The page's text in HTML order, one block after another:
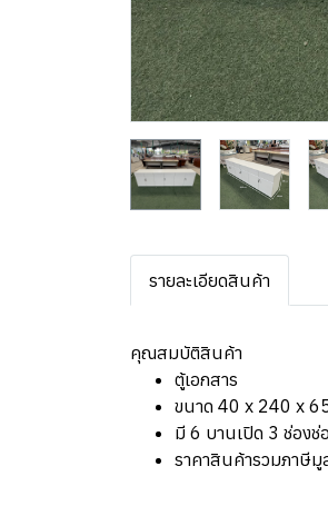
รายละเอียดสินค้า
คุณสมบัติสินค้า
ตู้เอกสาร
ขนาด 40 x 240 x
มี 6 บานเปิด 3 ช่อง
ราคาสินค้ารวมภาษีมู